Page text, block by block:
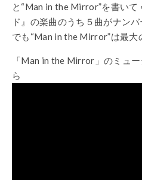
と“Man in the Mirror”を書いて
ド』の楽曲のうち５曲がナン
でも“Man in the Mirror”は最大
「Man in the Mirror」のミュ
ら